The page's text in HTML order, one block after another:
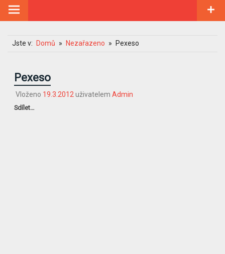
Jste v: Domů Nezařazeno Pexeso
Pexeso
Vloženo 19.3.2012 uživatelem Admin
Sdílet…